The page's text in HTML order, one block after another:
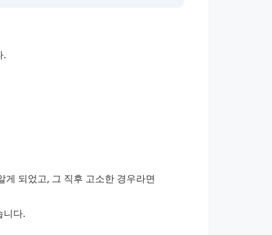
.
되었고, 그 직후 고소한 경우라면
니다.